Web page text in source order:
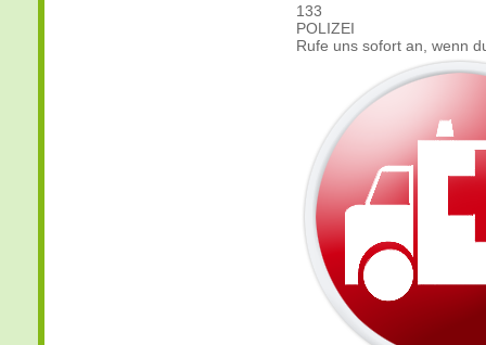
133
POLIZEI
Rufe uns sofort an, wenn